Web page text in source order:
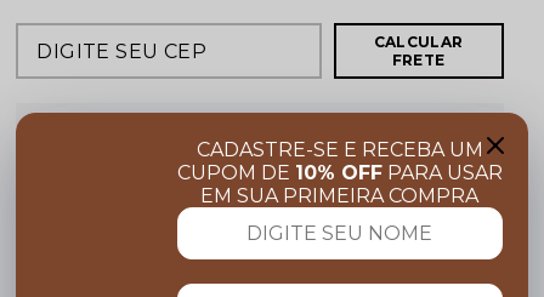
CALCULAR
FRETE
FRETE GRÁTIS
Acima de R$ 599,00
Garanta 10% OFF
Cupom BEMVINDO
CADASTRE-SE E RECEBA UM
CUPOM DE 10% OFFPARA USAR
EM SUA PRIMEIRA COMPRA